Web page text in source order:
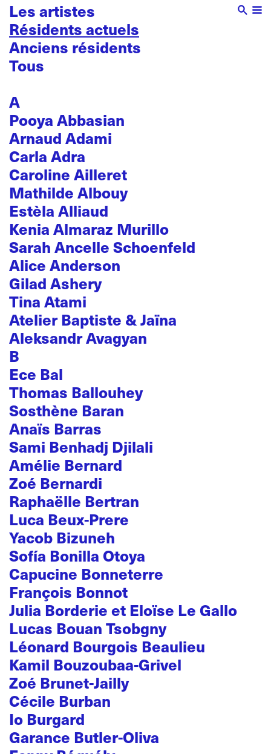
Les artistes
Résidents actuels
Anciens résidents
Tous
A
Pooya Abbasian
Arnaud Adami
Carla Adra
Caroline Ailleret
Mathilde Albouy
Estèla Alliaud
Kenia Almaraz Murillo
Sarah Ancelle Schoenfeld
Alice Anderson
Gilad Ashery
Tina Atami
Atelier Baptiste & Jaïna
Aleksandr Avagyan
B
Ece Bal
Thomas Ballouhey
Sosthène Baran
Anaïs Barras
Sami Benhadj Djilali
Amélie Bernard
Zoé Bernardi
Raphaëlle Bertran
Luca Beux-Prere
Yacob Bizuneh
Sofía Bonilla Otoya
Capucine Bonneterre
François Bonnot
Julia Borderie et Eloïse Le Gallo
Lucas Bouan Tsobgny
Léonard Bourgois Beaulieu
Kamil Bouzoubaa-Grivel
Zoé Brunet-Jailly
Cécile Burban
Io Burgard
Garance Butler-Oliva